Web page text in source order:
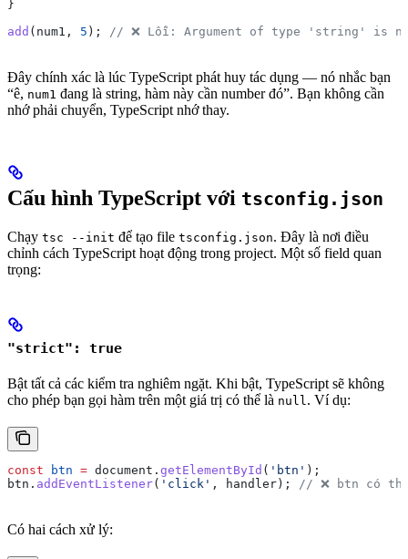
}
add ( num1 , 5 ); // ❌ Lỗi: Argument of type 'string' is
Đây chính xác là lúc TypeScript phát huy tác dụng — nó nhắc bạn
“ê, num1 đang là string, hàm này cần number đó”. Bạn không cần
nhớ phải chuyển, TypeScript nhớ thay.
Cấu hình TypeScript với tsconfig.json
Chạy tsc --init để tạo file tsconfig.json. Đây là nơi điều
chỉnh cách TypeScript hoạt động trong project. Một số field quan
trọng:
"strict": true
Bật tất cả các kiểm tra nghiêm ngặt. Khi bật, TypeScript sẽ không
cho phép bạn gọi hàm trên một giá trị có thể là null. Ví dụ:
const btn = document . getElementById ( 'btn' );
btn . addEventListener( 'click' , handler ); // ❌ btn có
Có hai cách xử lý: